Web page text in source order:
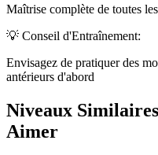
Maîtrise complète de toutes
💡 Conseil d'Entraînement:
Envisagez de pratiquer des
antérieurs d'abord
Niveaux
Aimer